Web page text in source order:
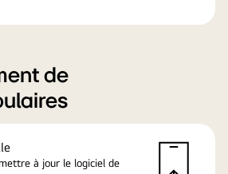
de
à jour le logiciel de